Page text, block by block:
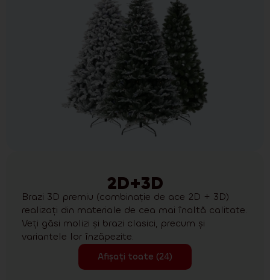
2D+3D
Brazi 3D premiu (combinație de ace 2D + 3D)
realizați din materiale de cea mai înaltă calitate.
Veți găsi molizi și brazi clasici, precum și
variantele lor înzăpezite.
Afișați toate (24)